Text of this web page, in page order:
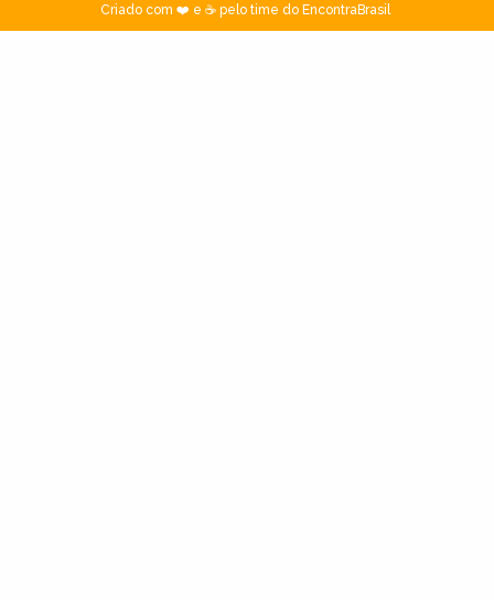
Criado com ❤️ e ☕ pelo time do EncontraBrasil